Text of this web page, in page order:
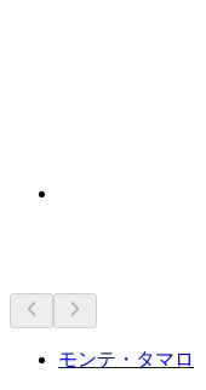
モンテ・タマロ